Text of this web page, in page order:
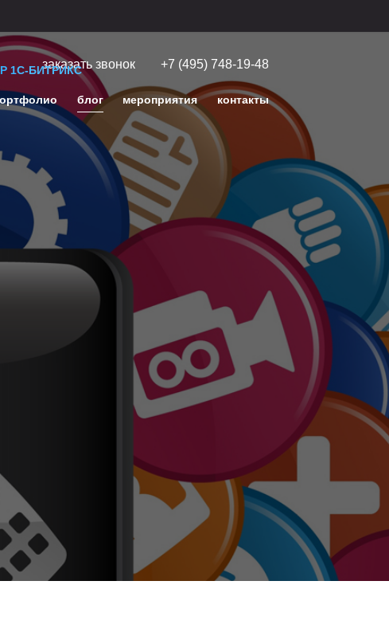
1С-БИТРИКС
заказать звонок +7 (495) 748-19-48
блог мероприятия контакты